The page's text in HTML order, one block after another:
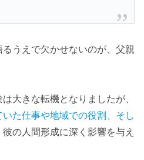
うえで欠かせないのが、父親
大きな転機となりましたが、
た仕事や地域での役割、そし
彼の人間形成に深く影響を与え